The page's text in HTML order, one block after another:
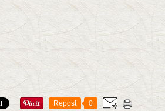
Repost 0